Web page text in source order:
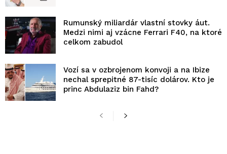
Rumunský miliardár vlastní stovky áut.
Medzi nimi aj vzácne Ferrari F40, na ktoré
celkom zabudol
Vozí sa v ozbrojenom konvoji a na Ibize
nechal sprepitné 87-tisíc dolárov. Kto je
princ Abdulaziz bin Fahd?